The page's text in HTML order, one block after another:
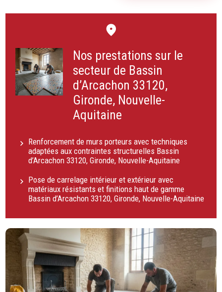
Nos prestations sur le
secteur de Bassin
d’Arcachon 33120,
Gironde, Nouvelle-
Aquitaine
Renforcement de murs porteurs avec techniques
adaptées aux contraintes structurelles Bassin
d’Arcachon 33120, Gironde, Nouvelle-Aquitaine
Pose de carrelage intérieur et extérieur avec
matériaux résistants et finitions haut de gamme
Bassin d’Arcachon 33120, Gironde, Nouvelle-Aquitaine